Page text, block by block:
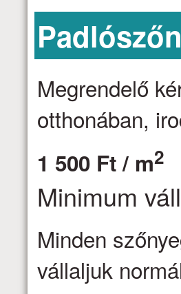
Megrendelő
otthonában,
1 500 Ft / m2
Minimum
Minden
vállaljuk